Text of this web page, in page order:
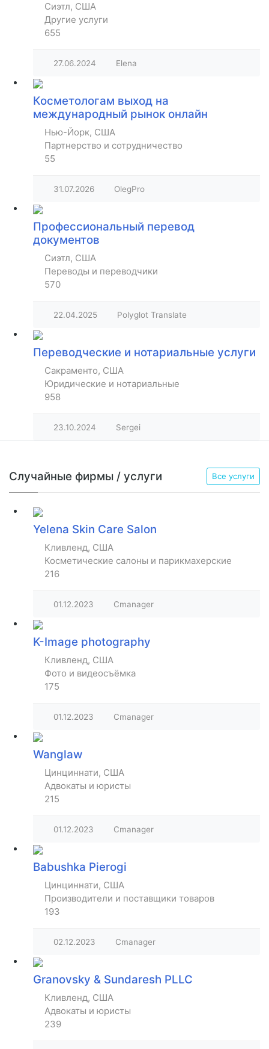
Сиэтл, США
Другие услуги
655
27.06.2024 Elena
Косметологам выход на
международный рынок онлайн
Нью-Йорк, США
Партнерство и сотрудничество
55
31.07.2026 OlegPro
Профессиональный перевод
документов
Сиэтл, США
Переводы и переводчики
570
22.04.2025 Polyglot Translate
Переводческие и нотариальные услуги
Сакраменто, США
Юридические и нотариальные
958
23.10.2024 Sergei
Случайные фирмы / услуги Все услуги
Yelena Skin Care Salon
Кливленд, США
Косметические салоны и парикмахерские
216
01.12.2023 Cmanager
K-Image photography
Кливленд, США
Фото и видеосъёмка
175
01.12.2023 Cmanager
Wanglaw
Цинциннати, США
Адвокаты и юристы
215
01.12.2023 Cmanager
Babushka Pierogi
Цинциннати, США
Производители и поставщики товаров
193
02.12.2023 Cmanager
Granovsky & Sundaresh PLLC
Кливленд, США
Адвокаты и юристы
239